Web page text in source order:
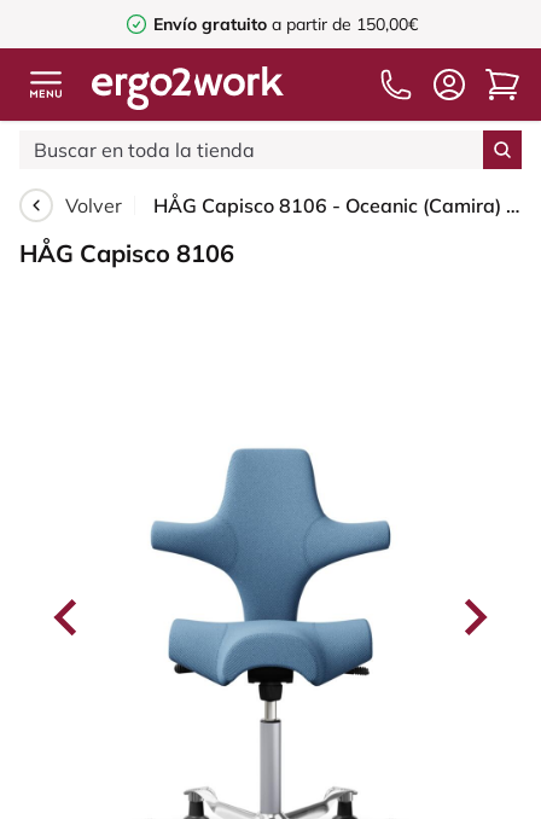
Envío gratuito a partir de 150,00€
Volver HÅG Capisco 8106 - Oceanic (Camira) - Poliéster reciclado - OCI011 - Light blue - Silver - 200 mm (seat height 46-64cm) - Glides
HÅG Capisco 8106